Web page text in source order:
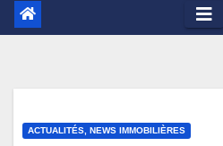
ACTUALITÉS, NEWS IMMOBILIÈRES